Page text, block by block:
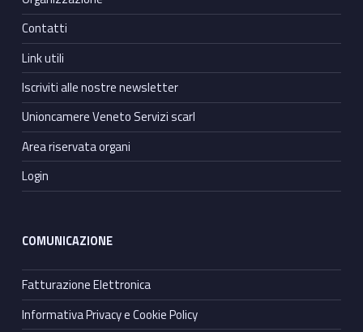
Contatti
Link utili
Iscriviti alle nostre newsletter
Unioncamere Veneto Servizi scarl
Area riservata organi
Login
COMUNICAZIONE
Fatturazione Elettronica
Informativa Privacy e Cookie Policy